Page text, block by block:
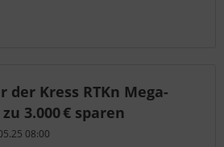
der Kress RTKn Mega-
3.000 € sparen
08:00